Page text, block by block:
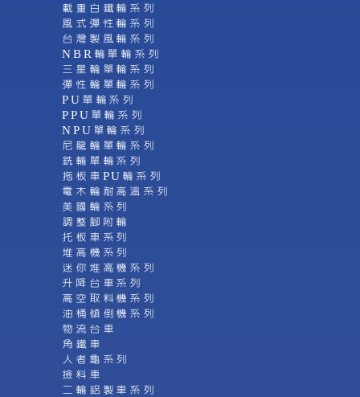
載重白鐵輪系列
風式彈性輪系列
台灣製風輪系列
NBR輪單輪系列
三星輪單輪系列
彈性輪單輪系列
PU單輪系列
PPU單輪系列
NPU單輪系列
尼龍輪單輪系列
銑輪單輪系列
拖板車PU輪系列
電木輪耐高溫系列
美國輪系列
調整腳附輪
托板車系列
堆高機系列
迷你堆高機系列
升降台車系列
高空取料機系列
油桶傾倒機系列
物流台車
角鐵車
人者龜系列
撿料車
二輪鋁製車系列